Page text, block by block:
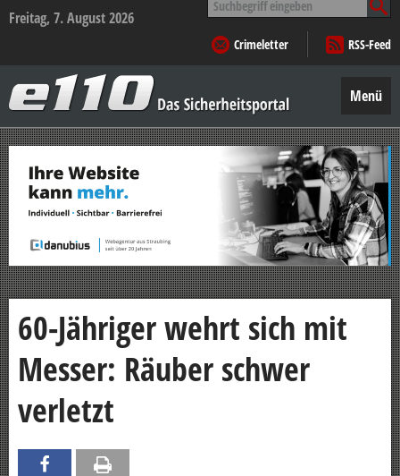
Freitag, 7. August 2026
nach:
Crimeletter
RSS-Feed
–
Das
Sicherheitsportal
Menü
Zum
Inhalt
springen
60-Jähriger wehrt sich mit
Messer: Räuber schwer
verletzt